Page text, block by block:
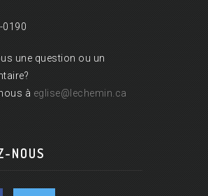
0190
une question ou un
à eglise@lechemin.ca
NOUS